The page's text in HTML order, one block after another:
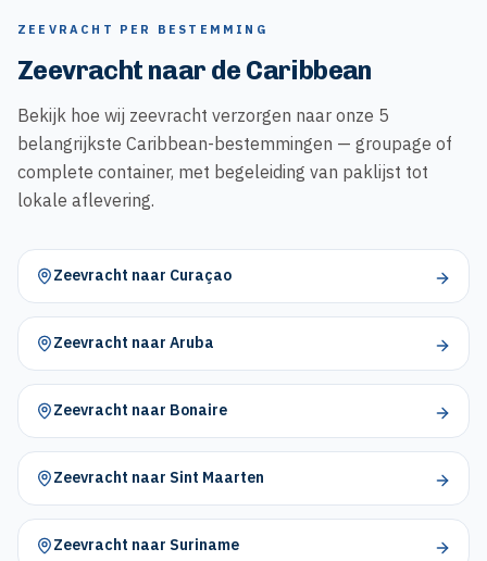
ZEEVRACHT PER BESTEMMING
Zeevracht naar de Caribbean
Bekijk hoe wij zeevracht verzorgen naar onze 5
belangrijkste Caribbean-bestemmingen — groupage of
complete container, met begeleiding van paklijst tot
lokale aflevering.
Zeevracht naar Curaçao
Zeevracht naar Aruba
Zeevracht naar Bonaire
Zeevracht naar Sint Maarten
Zeevracht naar Suriname